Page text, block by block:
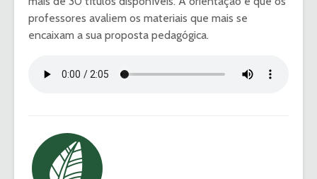
professores avaliem os materiais que mais se
encaixam a sua proposta pedagógica.